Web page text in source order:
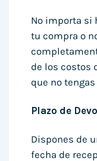
No importa si
tu compra o
de los costos
que no
Plazo de
Dispones de
fecha de